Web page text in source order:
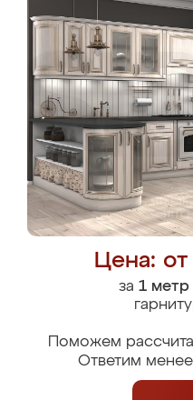
Цена:
за 1 метр
Поможем
Ответим